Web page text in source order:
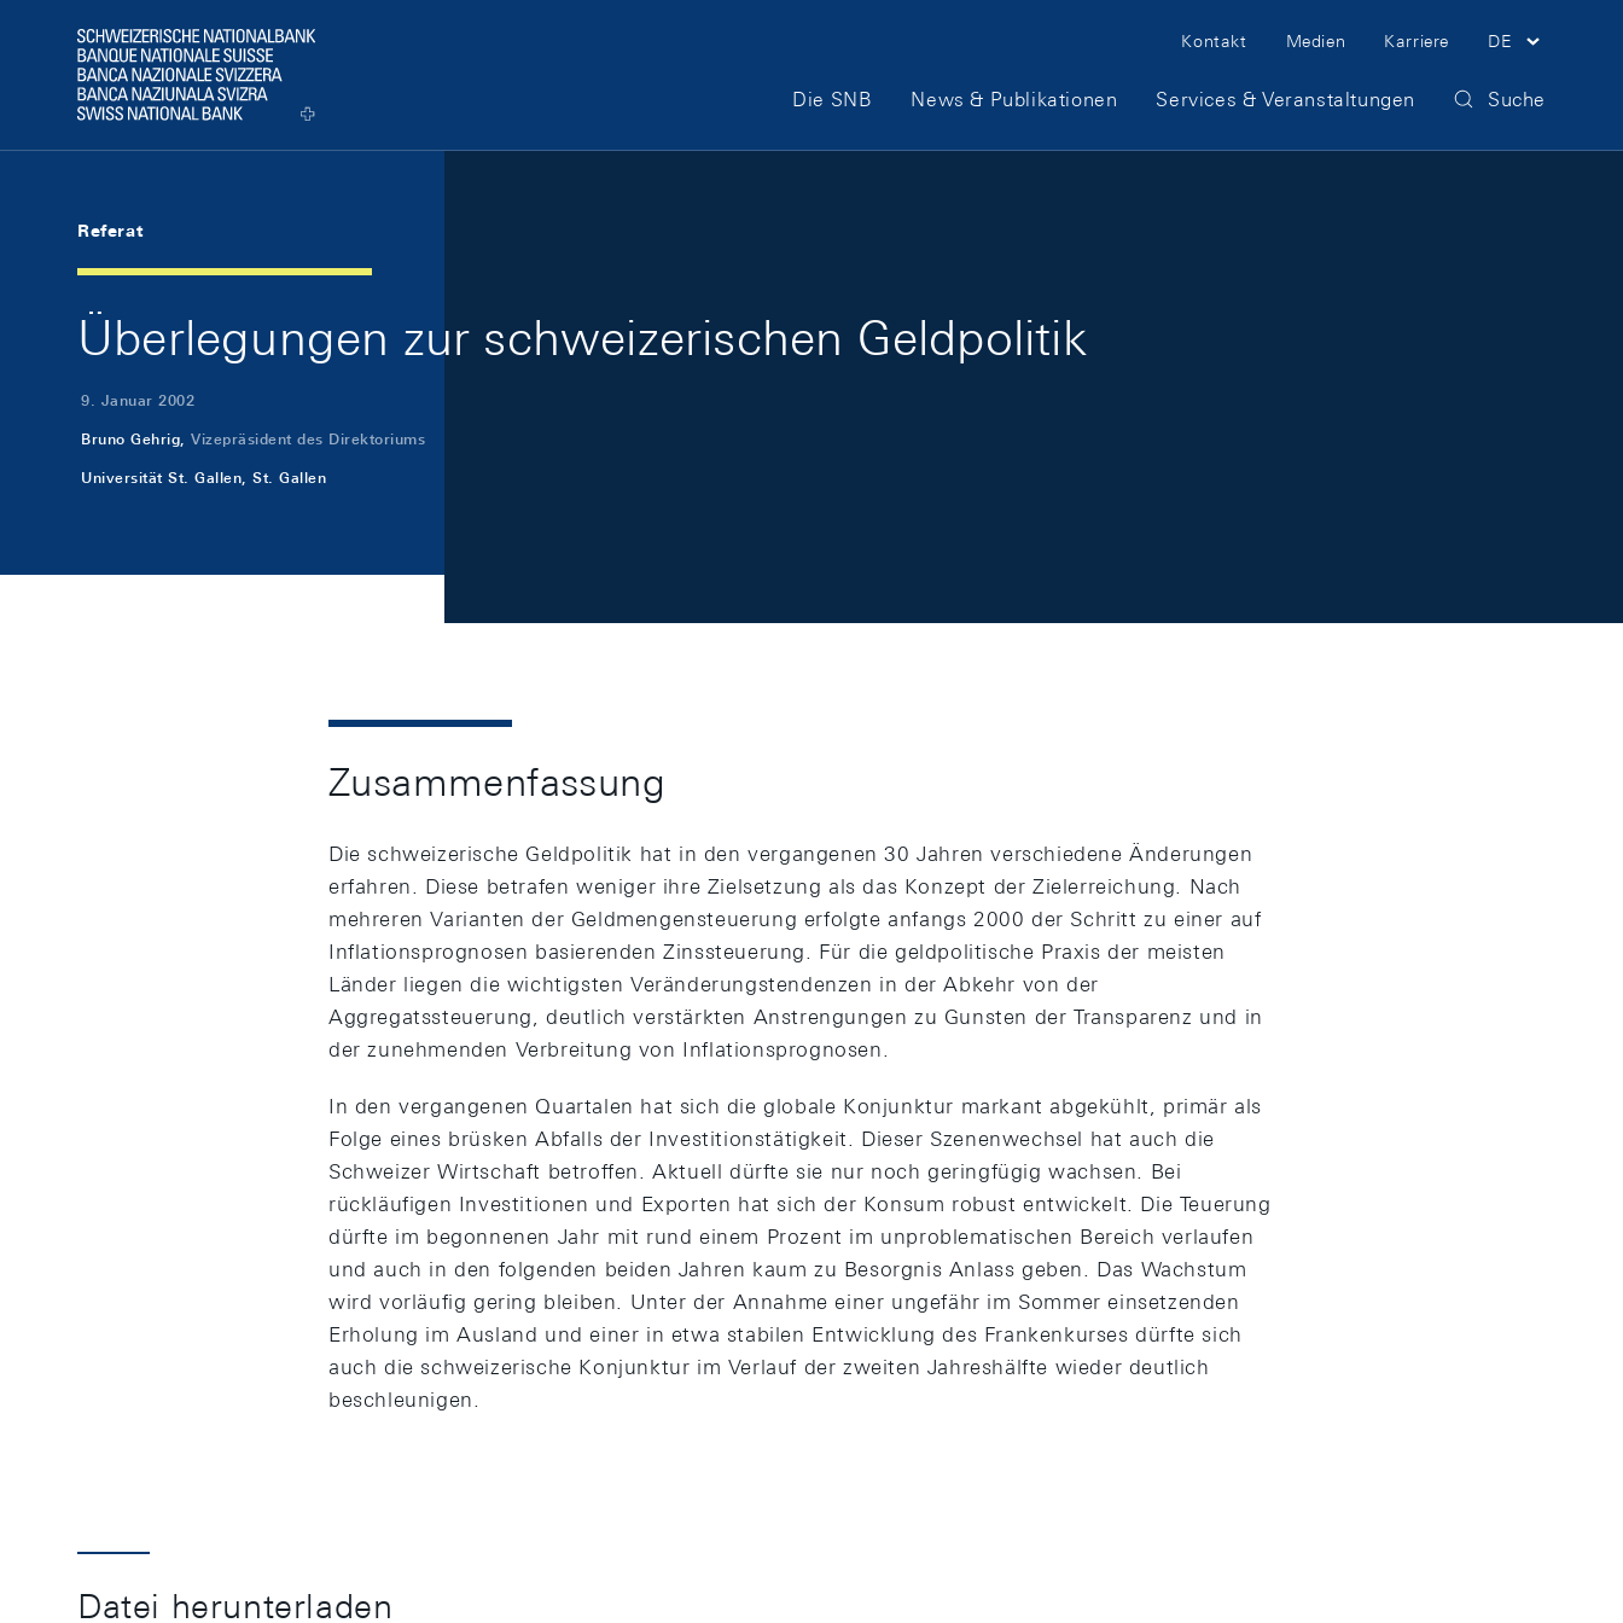
Logo
Meta Navigation
Kontakt Medien Karriere DE
Hauptnavigation
Die SNB News & Publikationen Services & Veranstaltungen Suche
Referat
Überlegungen zur schweizerischen Geldpolitik
9. Januar 2002
Bruno Gehrig, Vizepräsident des Direktoriums
Universität St. Gallen, St. Gallen
Zusammenfassung
Die schweizerische Geldpolitik hat in den vergangenen 30 Jahren verschiedene Änderungen
erfahren. Diese betrafen weniger ihre Zielsetzung als das Konzept der Zielerreichung. Nach
mehreren Varianten der Geldmengensteuerung erfolgte anfangs 2000 der Schritt zu einer auf
Inflationsprognosen basierenden Zinssteuerung. Für die geldpolitische Praxis der meisten
Länder liegen die wichtigsten Veränderungstendenzen in der Abkehr von der
Aggregatssteuerung, deutlich verstärkten Anstrengungen zu Gunsten der Transparenz und in
der zunehmenden Verbreitung von Inflationsprognosen.
In den vergangenen Quartalen hat sich die globale Konjunktur markant abgekühlt, primär als
Folge eines brüsken Abfalls der Investitionstätigkeit. Dieser Szenenwechsel hat auch die
Schweizer Wirtschaft betroffen. Aktuell dürfte sie nur noch geringfügig wachsen. Bei
rückläufigen Investitionen und Exporten hat sich der Konsum robust entwickelt. Die Teuerung
dürfte im begonnenen Jahr mit rund einem Prozent im unproblematischen Bereich verlaufen
und auch in den folgenden beiden Jahren kaum zu Besorgnis Anlass geben. Das Wachstum
wird vorläufig gering bleiben. Unter der Annahme einer ungefähr im Sommer einsetzenden
Erholung im Ausland und einer in etwa stabilen Entwicklung des Frankenkurses dürfte sich
auch die schweizerische Konjunktur im Verlauf der zweiten Jahreshälfte wieder deutlich
beschleunigen.
Datei herunterladen